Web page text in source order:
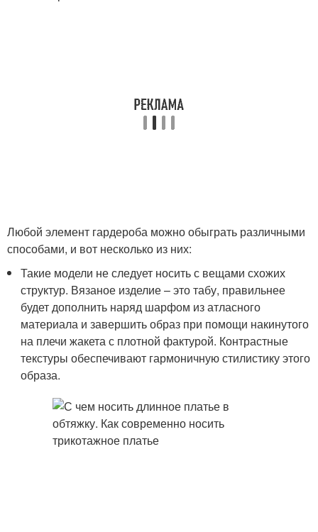
Любой элемент гардероба можно обыграть различными
способами, и вот несколько из них:
Такие модели не следует носить с вещами схожих
структур. Вязаное изделие – это табу, правильнее
будет дополнить наряд шарфом из атласного
материала и завершить образ при помощи накинутого
на плечи жакета с плотной фактурой. Контрастные
текстуры обеспечивают гармоничную стилистику этого
образа.